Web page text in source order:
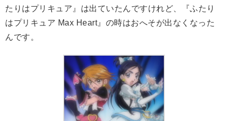
たりはプリキュア』は出ていたんですけれど、『ふたり
はプリキュア Max Heart』の時はおへそが出なくなった
んです。